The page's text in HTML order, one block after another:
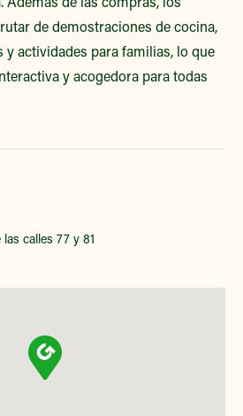
de demostraciones de cocina,
actividades para familias, lo que
y acogedora para todas
calles 77 y 81